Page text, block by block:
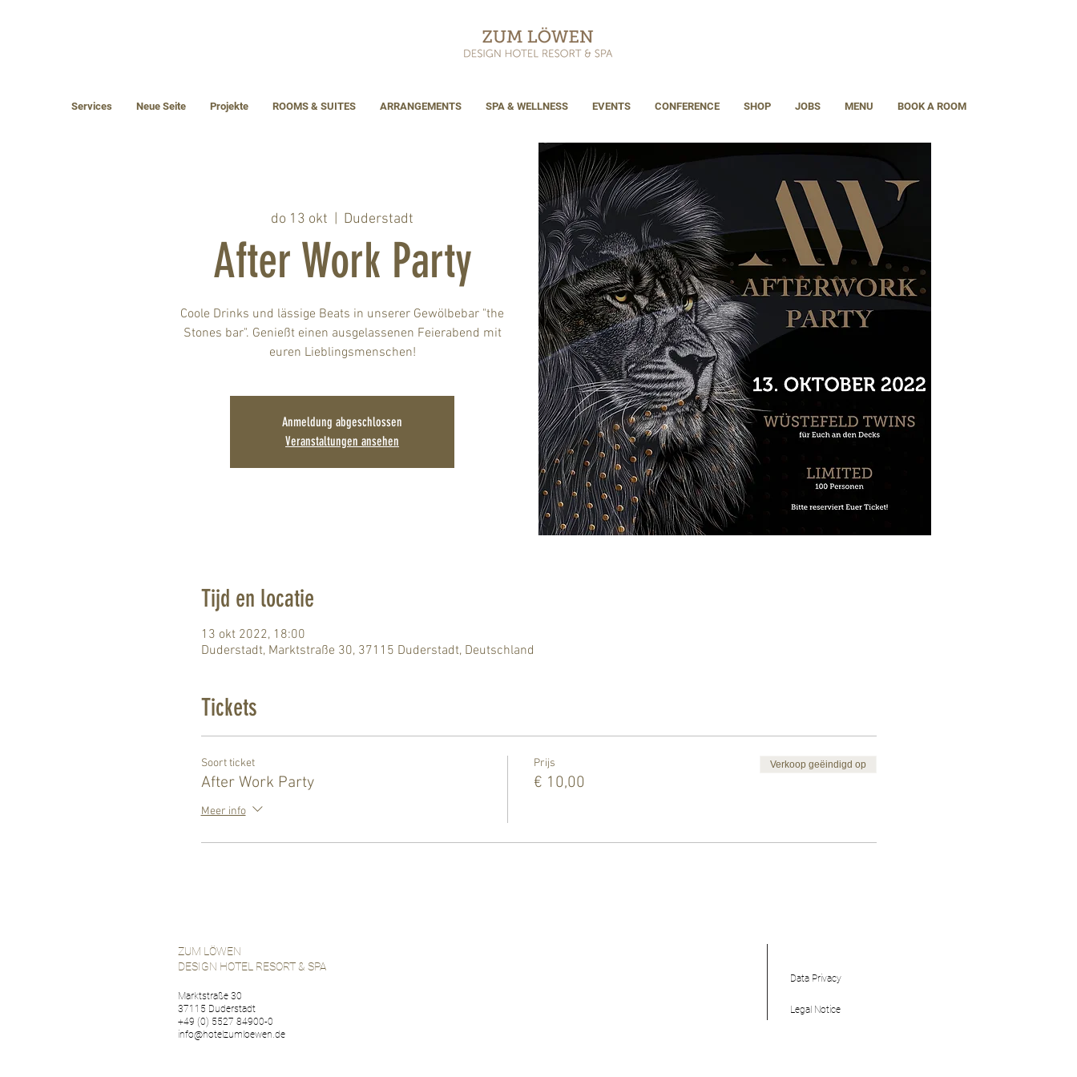
Services Neue Seite Projekte ROOMS & SUITES ARRANGEMENTS SPA & WELLNESS EVENTS CONFERENCE SHOP JOBS MENU BOOK A ROOM
do 13 okt Duderstadt
After Work Party
Coole Drinks und lässige Beats in unserer Gewölbebar "the
Stones bar". Genießt einen ausgelassenen Feierabend mit
euren Lieblingsmenschen!
Anmeldung abgeschlossen
Veranstaltungen ansehen
Tijd en locatie
13 okt 2022, 18:00
Duderstadt, Marktstraße 30, 37115 Duderstadt, Deutschland
Tickets
Soort ticket
After Work Party
Meer info
Prijs
€ 10,00
Verkoop geëindigd op
ZUM LÖWEN
DESIGN HOTEL RESORT & SPA
Marktstraße 30
37115 Duderstadt
+49 (0) 5527 84900-0
info@hotelzumloewen.de
Data Privacy
Legal Notice